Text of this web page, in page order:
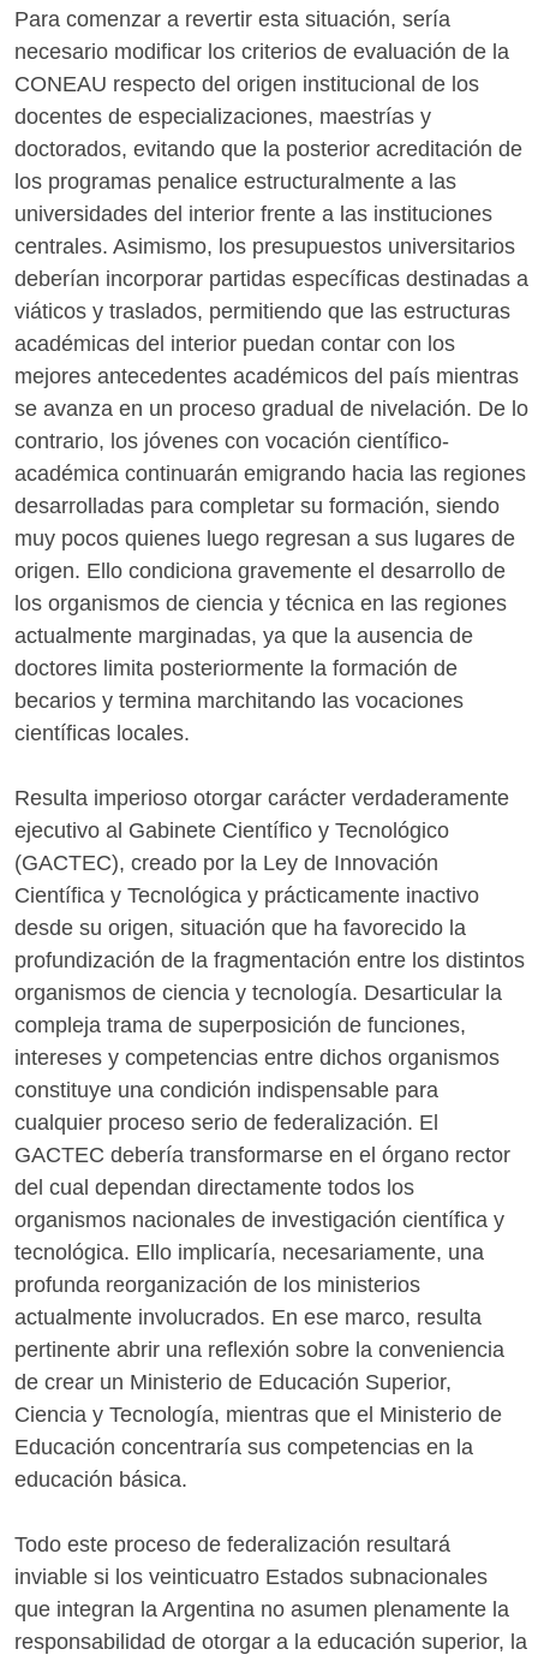
Para comenzar a revertir esta situación, sería
necesario modificar los criterios de evaluación de la
CONEAU respecto del origen institucional de los
docentes de especializaciones, maestrías y
doctorados, evitando que la posterior acreditación de
los programas penalice estructuralmente a las
universidades del interior frente a las instituciones
centrales. Asimismo, los presupuestos universitarios
deberían incorporar partidas específicas destinadas a
viáticos y traslados, permitiendo que las estructuras
académicas del interior puedan contar con los
mejores antecedentes académicos del país mientras
se avanza en un proceso gradual de nivelación. De lo
contrario, los jóvenes con vocación científico-
académica continuarán emigrando hacia las regiones
desarrolladas para completar su formación, siendo
muy pocos quienes luego regresan a sus lugares de
origen. Ello condiciona gravemente el desarrollo de
los organismos de ciencia y técnica en las regiones
actualmente marginadas, ya que la ausencia de
doctores limita posteriormente la formación de
becarios y termina marchitando las vocaciones
científicas locales.
Resulta imperioso otorgar carácter verdaderamente
ejecutivo al Gabinete Científico y Tecnológico
(GACTEC), creado por la Ley de Innovación
Científica y Tecnológica y prácticamente inactivo
desde su origen, situación que ha favorecido la
profundización de la fragmentación entre los distintos
organismos de ciencia y tecnología. Desarticular la
compleja trama de superposición de funciones,
intereses y competencias entre dichos organismos
constituye una condición indispensable para
cualquier proceso serio de federalización. El
GACTEC debería transformarse en el órgano rector
del cual dependan directamente todos los
organismos nacionales de investigación científica y
tecnológica. Ello implicaría, necesariamente, una
profunda reorganización de los ministerios
actualmente involucrados. En ese marco, resulta
pertinente abrir una reflexión sobre la conveniencia
de crear un Ministerio de Educación Superior,
Ciencia y Tecnología, mientras que el Ministerio de
Educación concentraría sus competencias en la
educación básica.
Todo este proceso de federalización resultará
inviable si los veinticuatro Estados subnacionales
que integran la Argentina no asumen plenamente la
responsabilidad de otorgar a la educación superior, la